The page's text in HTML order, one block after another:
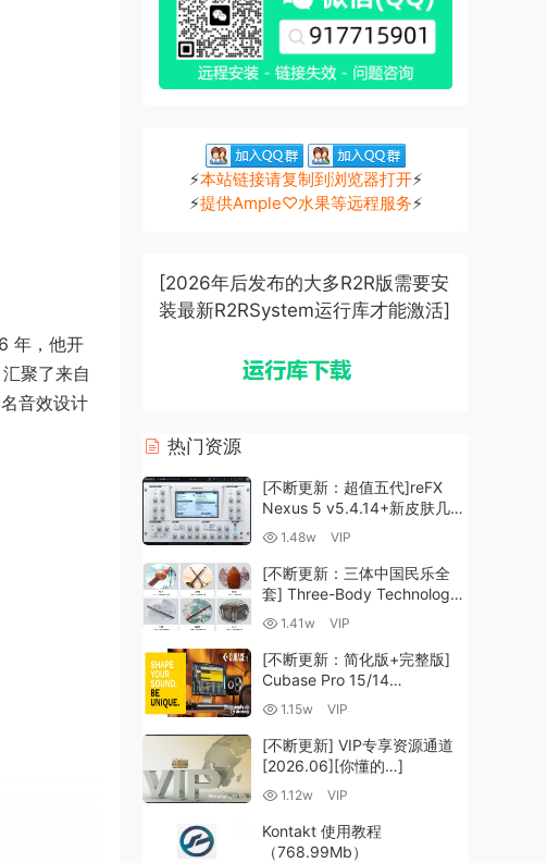
年，他开
聚了来自
音效设计
⚡本站链接请复制到浏览器打开⚡
⚡提供Ample♡水果等远程服务⚡
[2026年后发布的大多R2R版需要安
装最新R2RSystem运行库才能激活]
热门资源
[不断更新：超值五代]reFX
Nexus 5 v5.4.14+新皮肤几十
套+原厂+全套扩展+教程
1.48w VIP
[不断更新：三体中国民乐全
套] Three-Body Technology-
R2R [WiN, MacOSX]
1.41w VIP
[不断更新：简化版+完整版]
Cubase Pro 15/14
VR/R2R/U2B+原厂音源+插件
MacOSX]（704.0MB+）
1.15w VIP
[不断更新] VIP专享资源通道
[2026.06][你懂的…]
1.12w VIP
Kontakt 使用教程
（768.99Mb）